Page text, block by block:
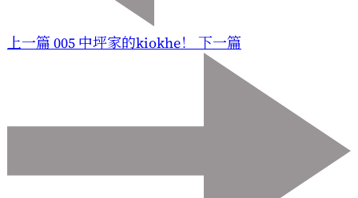
上一篇 005 中坪家的kiokhe！ 下一篇